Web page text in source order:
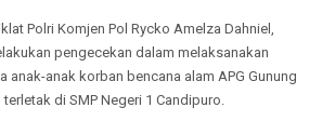
Polri Komjen Pol Rycko Amelza Dahniel,
pengecekan dalam melaksanakan
anak-anak korban bencana alam APG Gunung
di SMP Negeri 1 Candipuro.